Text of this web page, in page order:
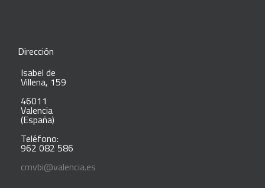
Dirección
Isabel de
Villena, 159
46011
Valencia
(España)
Teléfono:
962 082 586
cmvbi@valencia.es